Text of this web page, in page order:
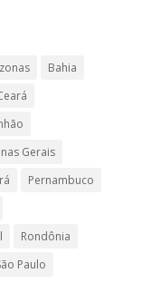
Bahia
Gerais
Pernambuco
Rondônia
Paulo